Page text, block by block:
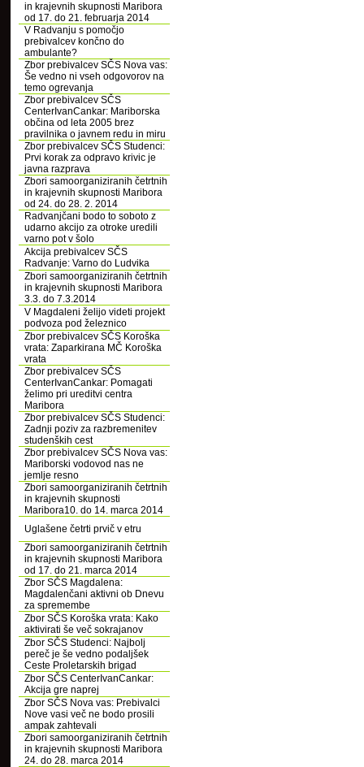
in krajevnih skupnosti Maribora
od 17. do 21. februarja 2014
V Radvanju s pomočjo
prebivalcev končno do
ambulante?
Zbor prebivalcev SČS Nova vas:
Še vedno ni vseh odgovorov na
temo ogrevanja
Zbor prebivalcev SČS
CenterIvanCankar: Mariborska
občina od leta 2005 brez
pravilnika o javnem redu in miru
Zbor prebivalcev SČS Studenci:
Prvi korak za odpravo krivic je
javna razprava
Zbori samoorganiziranih četrtnih
in krajevnih skupnosti Maribora
od 24. do 28. 2. 2014
Radvanjčani bodo to soboto z
udarno akcijo za otroke uredili
varno pot v šolo
Akcija prebivalcev SČS
Radvanje: Varno do Ludvika
Zbori samoorganiziranih četrtnih
in krajevnih skupnosti Maribora
3.3. do 7.3.2014
V Magdaleni želijo videti projekt
podvoza pod železnico
Zbor prebivalcev SČS Koroška
vrata: Zaparkirana MČ Koroška
vrata
Zbor prebivalcev SČS
CenterIvanCankar: Pomagati
želimo pri ureditvi centra
Maribora
Zbor prebivalcev SČS Studenci:
Zadnji poziv za razbremenitev
studenških cest
Zbor prebivalcev SČS Nova vas:
Mariborski vodovod nas ne
jemlje resno
Zbori samoorganiziranih četrtnih
in krajevnih skupnosti
Maribora10. do 14. marca 2014
Uglašene četrti prvič v etru
Zbori samoorganiziranih četrtnih
in krajevnih skupnosti Maribora
od 17. do 21. marca 2014
Zbor SČS Magdalena:
Magdalenčani aktivni ob Dnevu
za spremembe
Zbor SČS Koroška vrata: Kako
aktivirati še več sokrajanov
Zbor SČS Studenci: Najbolj
pereč je še vedno podaljšek
Ceste Proletarskih brigad
Zbor SČS CenterIvanCankar:
Akcija gre naprej
Zbor SČS Nova vas: Prebivalci
Nove vasi več ne bodo prosili
ampak zahtevali
Zbori samoorganiziranih četrtnih
in krajevnih skupnosti Maribora
24. do 28. marca 2014